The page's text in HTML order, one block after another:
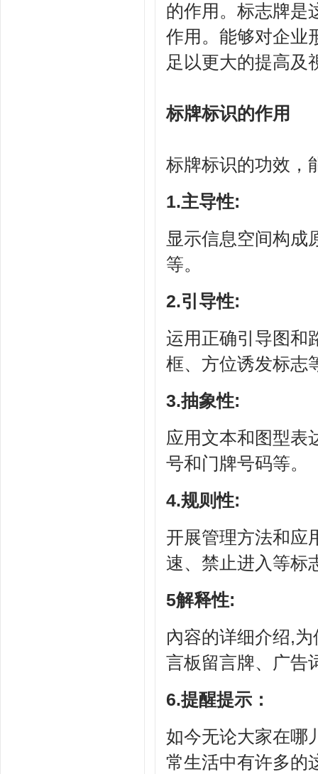
的作用。标志牌是
作用。能够对企业
足以更大的提高及
标牌标识的作用
标牌标识的功效，
1.主导性:
显示信息空间构成
等。
2.引导性:
运用正确引导图和
框、方位诱发标志
3.抽象性:
应用文本和图型表
号和门牌号码等。
4.规则性:
开展管理方法和应
速、禁止进入等标
5解释性:
內容的详细介绍,
言板留言牌、广告
6.提醒提示：
如今无论大家在哪
常生活中有许多的